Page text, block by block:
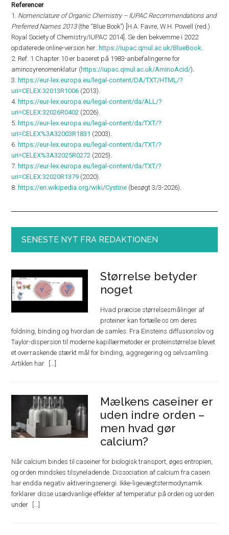
Referencer
1. Nomenclature of Organic Chemistry – IUPAC Recommendations and
Preferred Names 2013(the “Blue Book”) [H.A. Favre, W.H. Powell (red.)
Royal Society of Chemistry/IUPAC 2014]. Se den bekvemme i 2022
opdaterede online-version her: https://iupac.qmul.ac.uk/BlueBook
2. Ref. 1 Chapter 10 er baseret på 1983-anbefalingerne for
aminosyrenomenklatur (https://iupac.qmul.ac.uk/AminoAcid/).
3. https://eur-lex.europa.eu/legal-content/DA/TXT/HTML/?
uri=CELEX:32013R1006 (2013).
4. https://eur-lex.europa.eu/legal-content/da/ALL/?
uri=CELEX:32026R0402 (2026).
5. https://eur-lex.europa.eu/legal-content/da/TXT/?
uri=CELEX%3A32003R1831 (2003).
6. https://eur-lex.europa.eu/legal-content/da/TXT/?
uri=CELEX%3A32025R0272 (2025).
7. https://eur-lex.europa.eu/legal-content/da/TXT/?
uri=CELEX:32020R1379 (2020).
8. https://en.wikipedia.org/wiki/Cystine (besøgt 3/3-2026).
SENESTE NYT FRA REDAKTIONEN
Størrelse betyder
noget
Hvad præcise størrelsesmålinger af
proteiner kan fortælle os om deres
foldning, binding og hvordan de samles. Fra Einsteins diffusionslov og
Taylor-dispersion til moderne kapillærmetoder er proteinstørrelse blevet
et overraskende stærkt mål for binding, aggregering og selvsamling.
Artiklen har
Mælkens caseiner er
uden indre orden –
men hvad gør
calcium?
Når calcium bindes til caseiner for biologisk transport, øges entropien,
og orden mindskes tilsyneladende. Dissociation af calcium fra casein
har endda negativ aktiveringsenergi. Ikke-ligevægtstermodynamik
forklarer disse usædvanlige effekter af temperatur på orden og uorden
under